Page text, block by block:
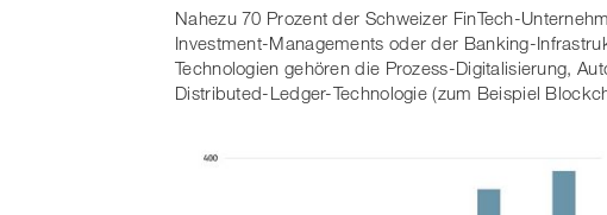
Nahezu 70 Prozent der Schweizer FinTech-
Investment-Managements oder der Banking-
Technologien gehören die Prozess-Digitalisierung,
Distributed-Ledger-Technologie (zum Beispiel